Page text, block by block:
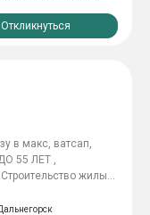
140тр в месяц
180тр в месяц
разовое питание
Откликнуться
в макс, ватсап,
55 ЛЕТ ,